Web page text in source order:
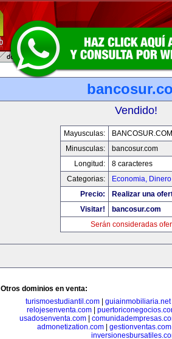
Vendido!
Mayusculas:
BANCOSUR.COM
Minusculas:
bancosur.com
Longitud:
8 caracteres
Categorias:
Economia,
Precio:
Realizar una
Visitar!
bancosur.com
Serán consideradas
Otros dominios en venta:
turismoestudiantil.com| guiainmobiliaria.net
relojesenventa.com|
usadosenventa.com|
admonetization.com| gestionventas.com